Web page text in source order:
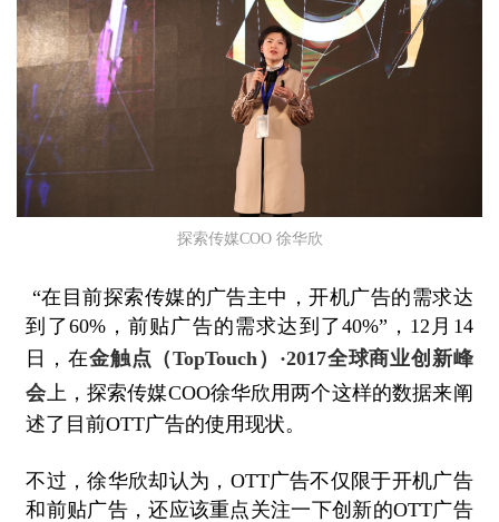
探索传媒COO 徐华欣
“在目前探索传媒的广告主中，开机广告的需求达
到了60%，前贴广告的需求达到了40%”，12月14
日，在金触点（TopTouch ） ·2017全球商业创新峰
会上，探索传媒COO徐华欣用两个这样的数据来阐
述了目前OTT广告的使用现状。
不过，徐华欣却认为， OTT广告不仅限于开机广告
和前贴广告，还应该重点关注一下创新的OTT广告